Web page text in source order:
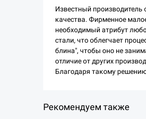
Известный производитель
качества. Фирменное
необходимый атрибут
стали, что облегчает
блина", чтобы оно не
отличие от других
Благодаря такому
Рекомендуем также